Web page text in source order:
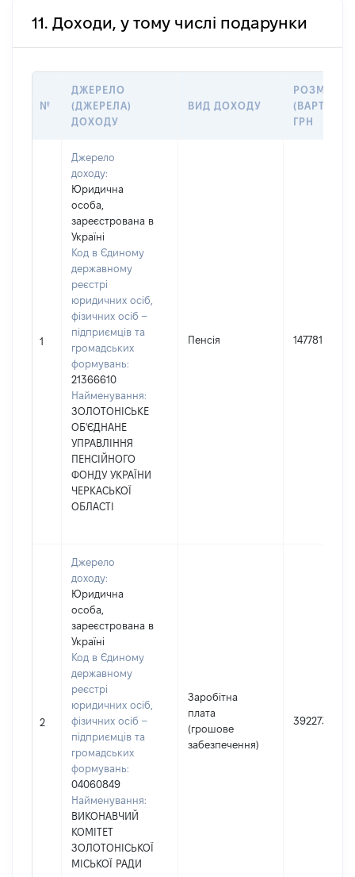
11. Доходи, у тому числі подарунки
№
ДЖЕРЕЛО
(ДЖЕРЕЛА)
ДОХОДУ
ВИД ДОХОДУ
РОЗМІР
ГРН
1
Джерело
доходу:
Юридична
особа,
зареєстрована в
Україні
Код в Єдиному
державному
реєстрі
юридичних осіб,
фізичних осіб –
підприємців та
громадських
формувань:
21366610
Найменування:
ЗОЛОТОНІСЬКЕ
ОБ'ЄДНАНЕ
УПРАВЛІННЯ
ПЕНСІЙНОГО
ФОНДУ УКРАЇНИ
ЧЕРКАСЬКОЇ
ОБЛАСТІ
Пенсія 147781
2
Джерело
доходу:
Юридична
особа,
зареєстрована в
Україні
Код в Єдиному
державному
реєстрі
юридичних осіб,
фізичних осіб –
підприємців та
громадських
формувань:
04060849
Найменування:
ВИКОНАВЧИЙ
КОМІТЕТ
ЗОЛОТОНІСЬКОЇ
МІСЬКОЇ РАДИ
Заробітна
плата
(грошове
забезпечення)
392273